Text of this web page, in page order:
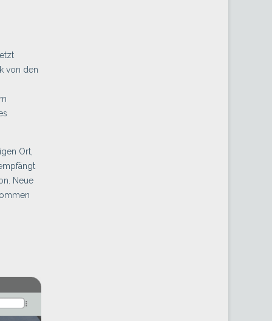
von den
Ort,
Neue